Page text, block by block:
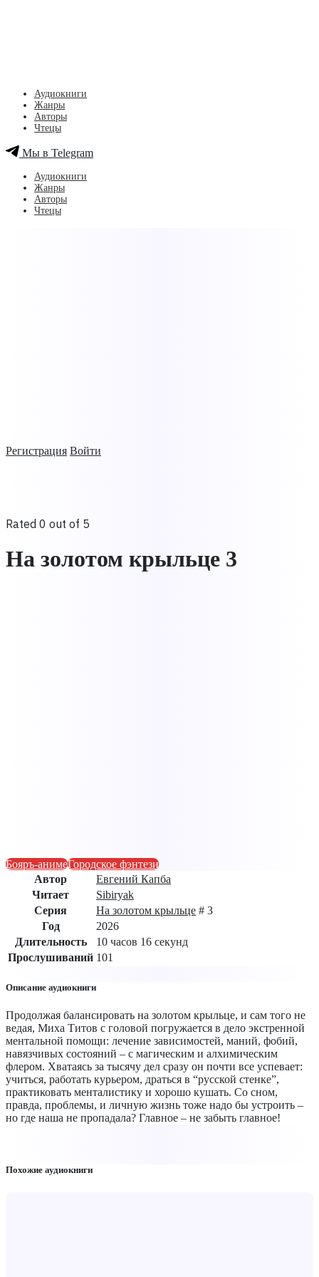
Регистрация Войти
Аудиокниги
Жанры
Авторы
Чтецы
Мы в Telegram
Аудиокниги
Жанры
Авторы
Чтецы
Rated 0 out of 5
На золотом крыльце 3
Бояръ-анимеГородское фэнтези
Автор
Евгений Капба
Читает
Sibiryak
Серия
На золотом крыльце # 3
Год
2026
Длительность
10 часов 16 секунд
Прослушиваний 101
Описание аудиокниги
Продолжая балансировать на золотом крыльце, и сам того не
ведая, Миха Титов с головой погружается в дело экстренной
ментальной помощи: лечение зависимостей, маний, фобий,
навязчивых состояний – с магическим и алхимическим
флером. Хватаясь за тысячу дел сразу он почти все успевает:
учиться, работать курьером, драться в “русской стенке”,
практиковать менталистику и хорошо кушать. Со сном,
правда, проблемы, и личную жизнь тоже надо бы устроить –
но где наша не пропадала? Главное – не забыть главное!
Похожие аудиокниги